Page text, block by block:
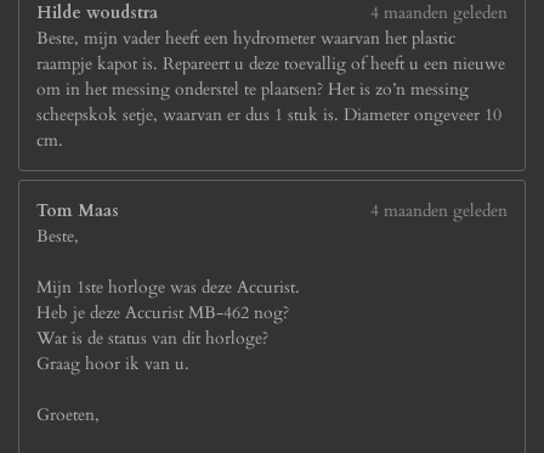
Hilde woudstra
4 maanden geleden
Beste, mijn vader heeft een hydrometer waarvan het plastic
raampje kapot is. Repareert u deze toevallig of heeft u een nieuwe
om in het messing onderstel te plaatsen? Het is zo’n messing
scheepskok setje, waarvan er dus 1 stuk is. Diameter ongeveer 10
cm.
Tom Maas
4 maanden geleden
Beste,
Mijn 1ste horloge was deze Accurist.
Heb je deze Accurist MB-462 nog?
Wat is de status van dit horloge?
Graag hoor ik van u.
Groeten,